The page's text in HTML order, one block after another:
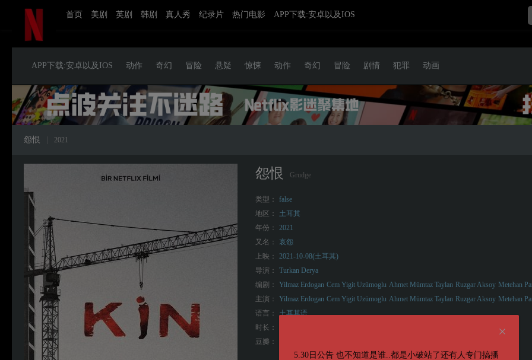
首页 美剧 英剧 韩剧 真人秀 纪录片 热门电影 APP下载:安卓以及IOS
5.30日公告 也不知道是谁..都是小破站了还有人专门搞播
APP下载:安卓以及IOS 动作 奇幻 冒险 悬疑 惊悚 动作 奇幻 冒险 剧情 犯罪 动画
怨恨 2021
怨恨 Grudge
类型：
false
地区：
土耳其
年份：
2021
又名：
哀怨
上映：
2021-10-08(土耳其)
导演：
Turkan Derya
编剧：
Yilmaz Erdogan Cem Yigit Uzümoglu Ahmet Mümtaz Taylan Ruzgar Aksoy Metehan
主演：
Yilmaz Erdogan Cem Yigit Uzümoglu Ahmet Mümtaz Taylan Ruzgar Aksoy Metehan
语言：
土耳其语
时长：
豆瓣：